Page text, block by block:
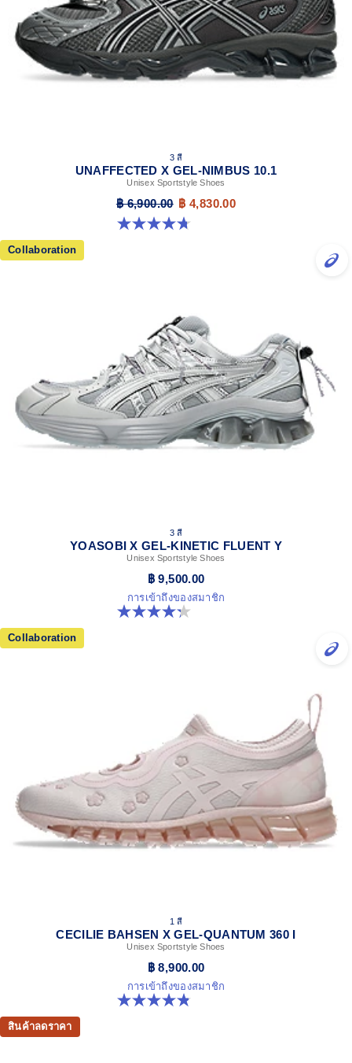
3 สี
UNAFFECTED X GEL-NIMBUS 10.1
Unisex Sportstyle Shoes
฿ 6,900.00 ฿ 4,830.00
4.7 จาก 5 ดาว 15 รีวิว
Collaboration
3 สี
YOASOBI X GEL-KINETIC FLUENT Y
Unisex Sportstyle Shoes
฿ 9,500.00
การเข้าถึงของสมาชิก
4.3 จาก 5 ดาว 15 รีวิว
Collaboration
1 สี
CECILIE BAHSEN X GEL-QUANTUM 360 I
Unisex Sportstyle Shoes
฿ 8,900.00
การเข้าถึงของสมาชิก
4.9 จาก 5 ดาว 7 รีวิว
สินค้าลดราคา